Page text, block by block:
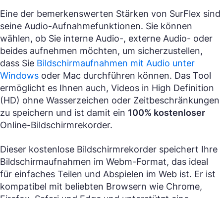
Eine der bemerkenswerten Stärken von SurFlex sind
seine Audio-Aufnahmefunktionen. Sie können
wählen, ob Sie interne Audio-, externe Audio- oder
beides aufnehmen möchten, um sicherzustellen,
dass Sie Bildschirmaufnahmen mit Audio unter
Windows oder Mac durchführen können. Das Tool
ermöglicht es Ihnen auch, Videos in High Definition
(HD) ohne Wasserzeichen oder Zeitbeschränkungen
zu speichern und ist damit ein 100% kostenloser
Online-Bildschirmrekorder.
Dieser kostenlose Bildschirmrekorder speichert Ihre
Bildschirmaufnahmen im Webm-Format, das ideal
für einfaches Teilen und Abspielen im Web ist. Er ist
kompatibel mit beliebten Browsern wie Chrome,